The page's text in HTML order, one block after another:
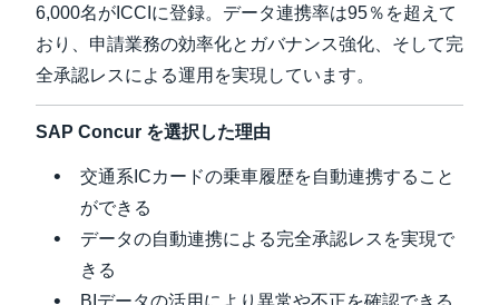
6,000名がICCIに登録。データ連携率は95％を超えて
おり、申請業務の効率化とガバナンス強化、そして完
全承認レスによる運用を実現しています。
SAP Concur を選択した理由
交通系ICカードの乗車履歴を自動連携すること
ができる
データの自動連携による完全承認レスを実現で
きる
BIデータの活用により異常や不正を確認できる